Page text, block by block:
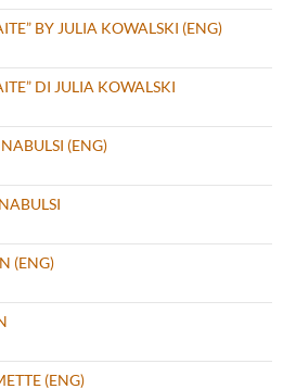
BY JULIA KOWALSKI (ENG)
DI JULIA KOWALSKI
(ENG)
(ENG)
(ENG)